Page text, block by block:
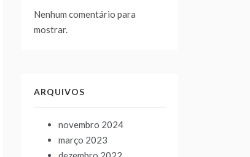
Nenhum comentário para
mostrar.
ARQUIVOS
novembro 2024
março 2023